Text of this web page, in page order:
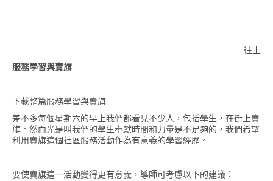
往上
服務學習與賣旗
下載整篇服務學習與賣旗
差不多每個星期六的早上我們都看見不少人，包括學生，在街上賣
旗。然而光是叫我們的學生奉獻時間和力量是不足夠的，我們希望
利用賣旗這個社區服務活動作為有意義的學習經歷。
要使賣旗這一活動變得更有意義，導師可考慮以下的建議：